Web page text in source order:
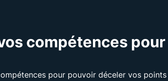
compétences pour
pour pouvoir déceler vos points